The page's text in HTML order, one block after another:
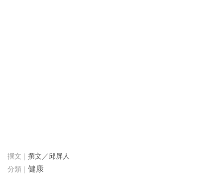
撰文／邱屏人
健康